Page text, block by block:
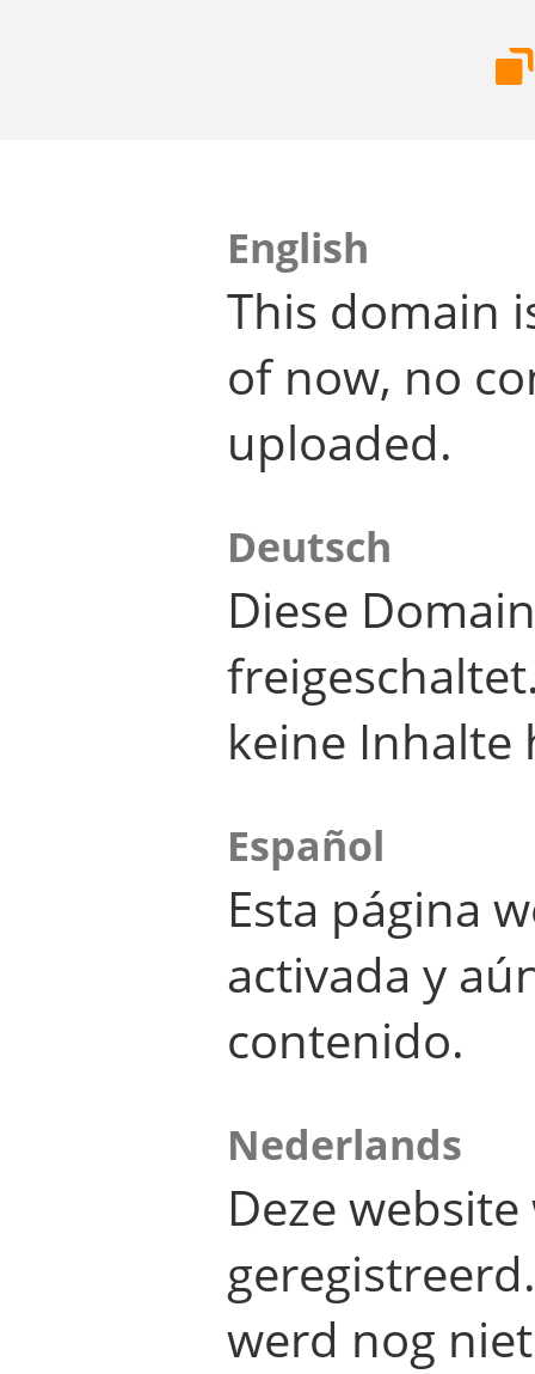
English
This domain
of now, no
uploaded.
Deutsch
Diese
keine Inhalte
Español
Esta página
activada y
contenido.
Nederlands
Deze
werd nog